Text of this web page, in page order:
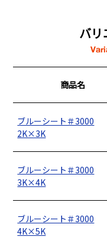
バリ
商品名
ブルーシート＃3000
2K×3K
ブルーシート＃3000
3K×4K
ブルーシート＃3000
4K×5K